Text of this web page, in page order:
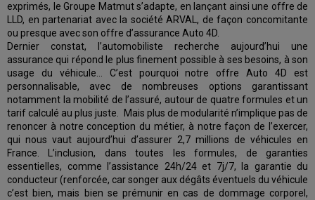
exprimés, le Groupe Matmut s’adapte, en lançant ainsi une offre de
LLD, en partenariat avec la société ARVAL, de façon concomitante
ou presque avec son offre d’assurance Auto 4D.
Dernier constat, l’automobiliste recherche aujourd’hui une
assurance qui répond le plus finement possible à ses besoins, à son
usage du véhicule… C’est pourquoi notre offre Auto 4D est
personnalisable, avec de nombreuses options garantissant
notamment la mobilité de l’assuré, autour de quatre formules et un
tarif calculé au plus juste. Mais plus de modularité n’implique pas de
renoncer à notre conception du métier, à notre façon de l’exercer,
qui nous vaut aujourd’hui d’assurer 2,7 millions de véhicules en
France. L’inclusion, dans toutes les formules, de garanties
essentielles, comme l’assistance 24h/24 et 7j/7, la garantie du
conducteur (renforcée, car songer aux dégâts éventuels du véhicule
c’est bien, mais bien se prémunir en cas de dommage corporel,